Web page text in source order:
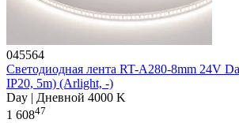
045564
Светодиодная лента RT-A280-8mm 24V
IP20, 5m) (Arlight, -)
Day | Дневной 4000 K
1 60847